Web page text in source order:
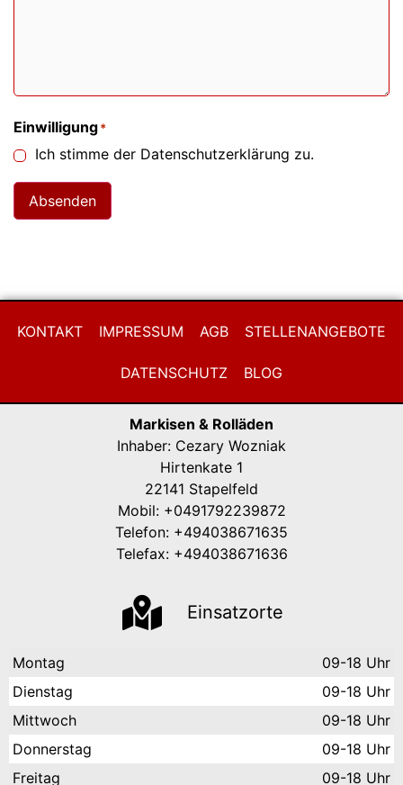
Einwilligung*
Ich stimme der Datenschutzerklärung zu.
Absenden
KONTAKT IMPRESSUM AGB STELLENANGEBOTE
DATENSCHUTZ BLOG
Markisen & Rolläden
Inhaber: Cezary Wozniak
Hirtenkate 1
22141 Stapelfeld
Mobil: +0491792239872
Telefon: +494038671635
Telefax: +494038671636
Einsatzorte
Montag
09-18 Uhr
Dienstag
09-18 Uhr
Mittwoch
09-18 Uhr
Donnerstag
09-18 Uhr
Freitag
09-18 Uhr